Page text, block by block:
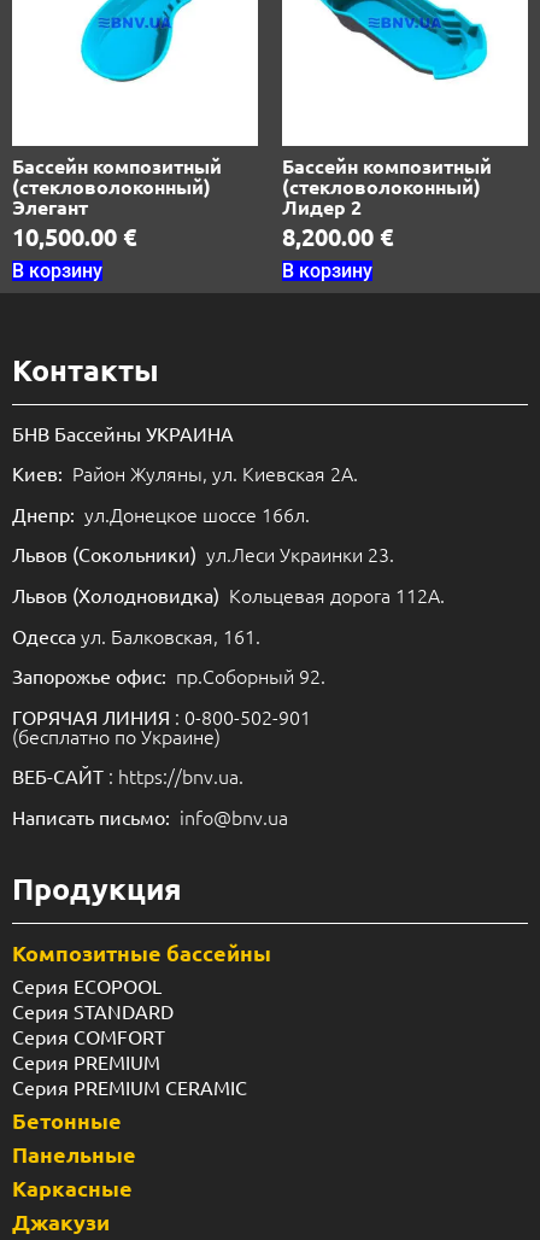
Бассейн композитный
(стекловолоконный)
Элегант
10,500.00 €
В корзину
Бассейн композитный
(стекловолоконный)
Лидер 2
8,200.00 €
В корзину
Контакты
БНВ Бассейны УКРАИНА
Киев: Район Жуляны, ул. Киевская 2А.
Днепр: ул.Донецкое шоссе 166л.
Львов (Сокольники) ул.Леси Украинки 23.
Львов (Холодновидка) Кольцевая дорога 112А.
Одесса ул. Балковская, 161.
Запорожье офис: пр.Соборный 92.
ГОРЯЧАЯ ЛИНИЯ : 0-800-502-901
(бесплатно по Украине)
ВЕБ-САЙТ : https://bnv.ua.
Написать письмо: info@bnv.ua
Продукция
Композитные бассейны
Серия ECOPOOL
Серия STANDARD
Серия COMFORT
Серия PREMIUM
Серия PREMIUM CERAMIC
Бетонные
Панельные
Каркасные
Джакузи